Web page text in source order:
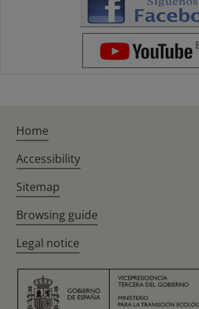
Home
Accessibility
Sitemap
Browsing guide
Legal notice